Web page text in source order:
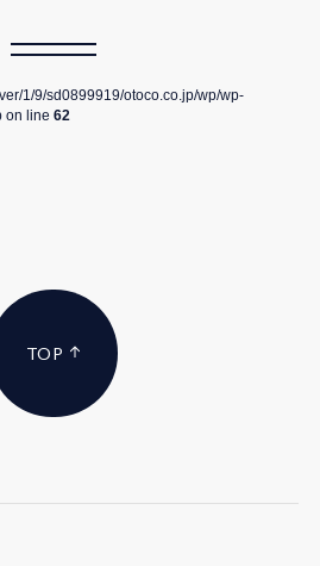
1/9/sd0899919/otoco.co.jp/wp/wp-
on line 62
TOP